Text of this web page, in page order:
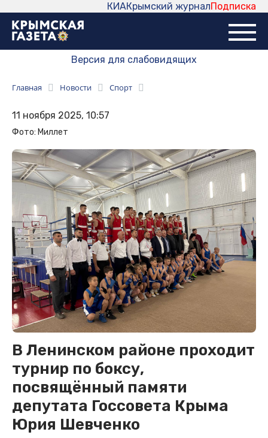
Подписка
Крымский журнал
КИА
Версия для слабовидящих
Главная Новости Спорт
11 ноября 2025, 10:57
Фото: Миллет
В Ленинском районе проходит
турнир по боксу,
посвящённый памяти
депутата Госсовета Крыма
Юрия Шевченко